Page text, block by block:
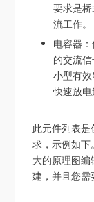
要求是
流工作。
电容器
的交流
小型有
快速放电
此元件列表
求，示例如下
大的原理图
建，并且您需